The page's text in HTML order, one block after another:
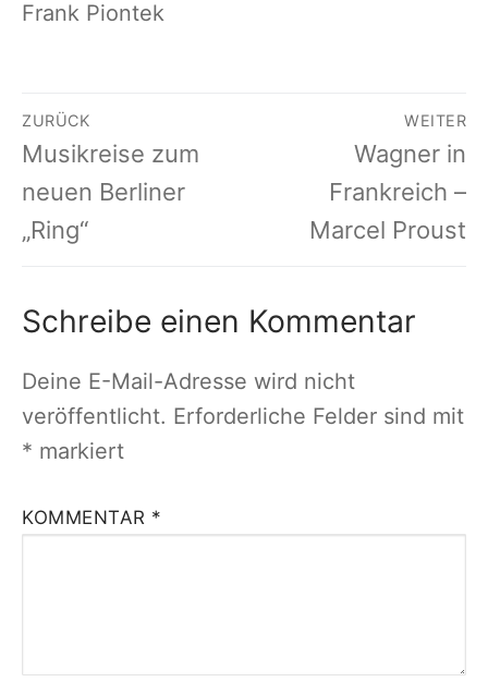
Frank Piontek
Beitragsnavigation
ZURÜCK
Vorheriger
Beitrag:
Musikreise zum
neuen Berliner
„Ring“
WEITER
Nächster
Beitrag:
Wagner in
Frankreich –
Marcel Proust
Schreibe einen Kommentar
Deine E-Mail-Adresse wird nicht
veröffentlicht. Erforderliche Felder sind mit
* markiert
KOMMENTAR *